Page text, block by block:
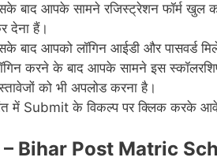
बाद आपके सामने रजिस्ट्रेशन फॉर्म खुल
देना हैं।
बाद आपको लॉगिन आईडी और पासवर्ड
करने के बाद आपके सामने इस
को भी अपलोड करना है।
में Submit के विकल्प पर क्लिक करके
– Bihar Post Matric